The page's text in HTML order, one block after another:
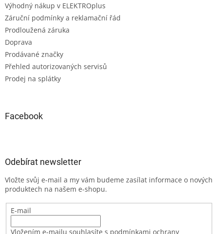
Výhodný nákup v ELEKTROplus
Záruční podmínky a reklamační řád
Prodloužená záruka
Doprava
Prodávané značky
Přehled autorizovaných servisů
Prodej na splátky
Facebook
Odebírat newsletter
Vložte svůj e-mail a my vám budeme zasílat informace o nových
produktech na našem e-shopu.
E-mail
Vložením e-mailu souhlasíte s podmínkami ochrany